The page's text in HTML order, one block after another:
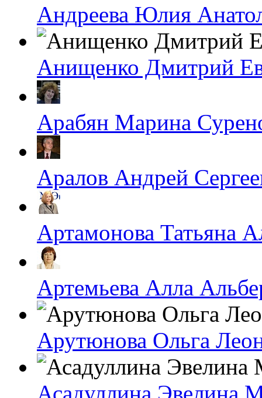
Андреева Юлия
Анищенко Дмитрий
Арабян Марина
Аралов Андрей
Артамонова Татьяна
Артемьева Алла
Арутюнова Ольга
Асадуллина Эвелина